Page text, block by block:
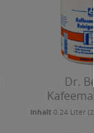
Dr.
Inhalt 0.24 Liter